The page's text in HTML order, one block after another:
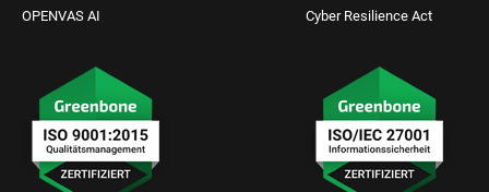
OPENVAS AI Cyber Resilience Act